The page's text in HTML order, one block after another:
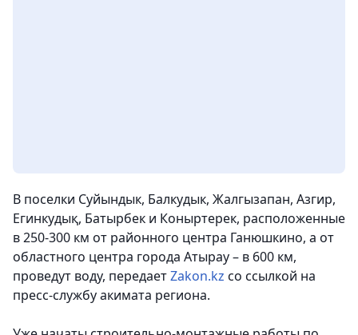
В поселки Суйындык, Балкудык, Жалгызапан, Азгир,
Егинкудық, Батырбек и Коныртерек, расположенные
в 250-300 км от районного центра Ганюшкино, а от
областного центра города Атырау – в 600 км,
проведут воду, передаетZakon.kz со ссылкой на
пресс-службу акимата региона.